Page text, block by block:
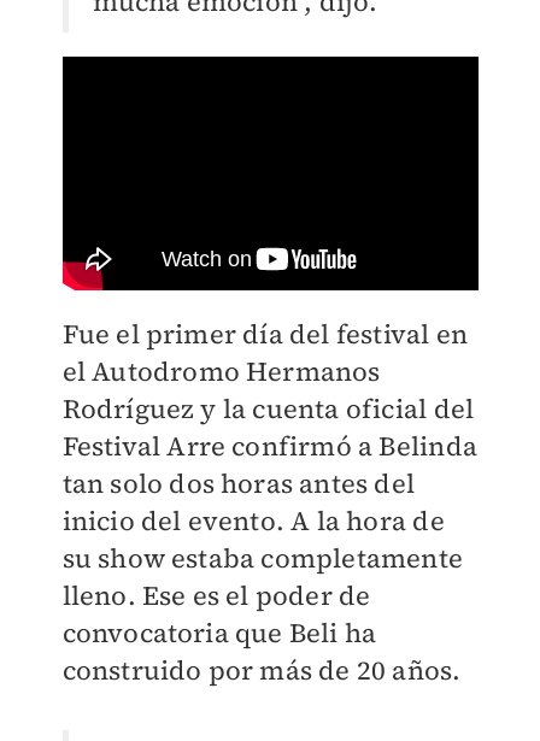
Fue el primer día del festival en
el Autodromo Hermanos
Rodríguez y la cuenta oficial del
Festival Arre confirmó a Belinda
tan solo dos horas antes del
inicio del evento. A la hora de
su show estaba completamente
lleno. Ese es el poder de
convocatoria que Beli ha
construido por más de 20 años.